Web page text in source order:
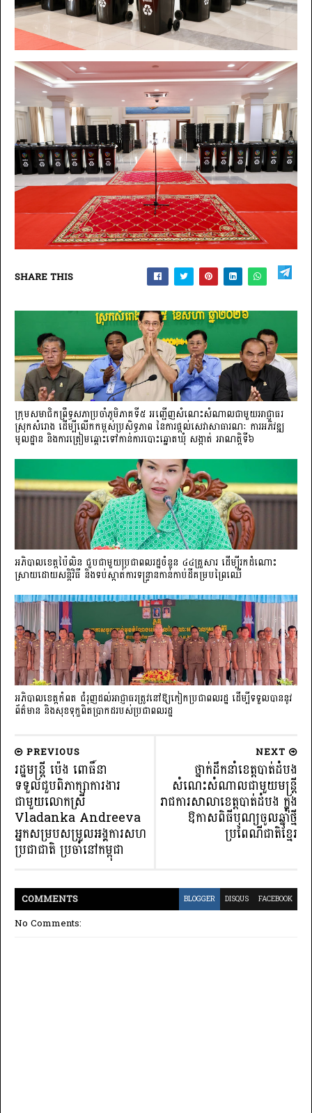
SHARE THIS
ក្រុមសមាជិកព្រឹទ្ធសភាប្រចាំភូមិភាគទី៥ អញ្ជើញសំណេះសំណាលជាមួយអាជ្ញាធរ
ស្រុកសំរោង ដើម្បីលើកកម្ពស់ប្រសិទ្ធភាព នៃការផ្តល់សេវាសាធារណៈ ការអភិវឌ្ឍ
មូលដ្ឋាន និងការត្រៀមឆ្ពោះទៅកាន់ការបោះឆ្នោតឃុំ សង្កាត់ អាណត្តិទី៦
អភិបាលខេត្តប៉ៃលិន ជួបជាមួយប្រជាពលរដ្ឋចំនួន ៤៤គ្រួសារ ដើម្បីរកដំណោះ
ស្រាយដោយសន្តិវិធី និងទប់ស្កាត់ការទន្ទ្រានកាន់កាប់ដីគម្របព្រៃឈើ
អភិបាលខេត្តកំពត ជំរុញដល់អាជ្ញាធរត្រូវនៅឱ្យកៀកប្រជាពលរដ្ឋ ដើម្បីទទួលបាននូវ
ព័ត៌មាន និងសុខទុក្ខពិតប្រាកដរបស់ប្រជាពលរដ្ឋ
NEXT
ថ្នាក់ដឹកនាំខេត្តបាត់ដំបង
សំណេះសំណាលជាមួយមន្រ្តី
រាជការសាលាខេត្តបាត់ដំបង ក្នុង
ឱកាសពិធីបុណ្យចូលឆ្នាំថ្មី
ប្រពៃណីជាតិខ្មែរ
PREVIOUS
រដ្ឋមន្រ្តី ប៉េង ពោធិ៍នា
ទទួលជួបពិភាក្សាការងារ
ជាមួយលោកស្រី
Vladanka Andreeva
អ្នកសម្របសម្រួលអង្គការសហ
ប្រជាជាតិ ប្រចាំនៅកម្ពុជា
COMMENTS BLOGGER DISQUS FACEBOOK
No Comments: